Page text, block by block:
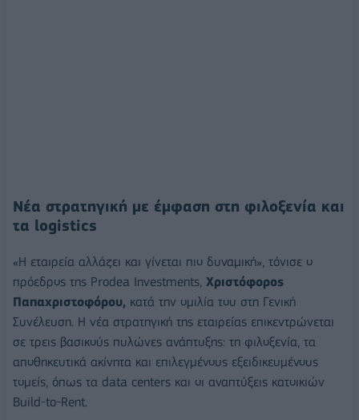
Νέα στρατηγική με έμφαση στη φιλοξενία και
τα logistics
«Η εταιρεία αλλάζει και γίνεται πιο δυναμική», τόνισε ο
πρόεδρος της Prodea Investments, Χριστόφορος
Παπαχριστοφόρου, κατά την ομιλία του στη Γενική
Συνέλευση. Η νέα στρατηγική της εταιρείας επικεντρώνεται
σε τρεις βασικούς πυλώνες ανάπτυξης: τη φιλοξενία, τα
αποθηκευτικά ακίνητα και επιλεγμένους εξειδικευμένους
τομείς, όπως τα data centers και οι αναπτύξεις κατοικιών
Build-to-Rent.